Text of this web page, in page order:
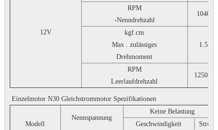
12V
RPM
-Nenndrehzahl
1040
kgf.cm
Max . zulässiges
Drehmoment
1.5
RPM
Leerlaufdrehzahl
1250,0
Einzelmotor N30 Gleichstrommotor Spezifikationen
Modell
Nennspannung
Keine Belastung
Geschwindigkeit
Strom